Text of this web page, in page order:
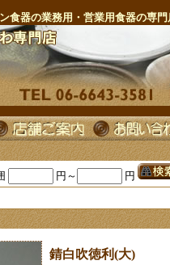
食器の業務用・営業用食器の専門
円～
円
錆白吹徳利(大)